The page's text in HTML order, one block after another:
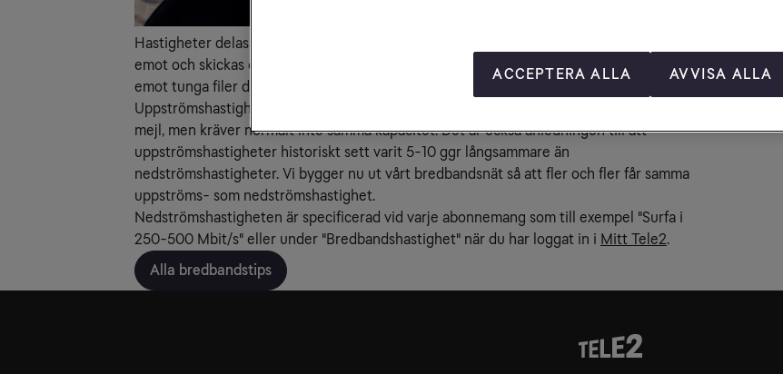
Hastigheter delas in i ned- och uppströmshastighet och anger hur snabbt information tas
emot och skickas över nätet. Ju mer du använder exempelvis streamingtjänster eller tar
emot tunga filer desto snabbare nedströmshastighet vill du ha.
Uppströmshastigheten är viktig till exempel när du vill ladda upp bilder eller skicka stora
mejl, men kräver normalt inte samma kapacitet. Det är också anledningen till att
uppströmshastigheter historiskt sett varit 5-10 ggr långsammare än
nedströmshastigheter. Vi bygger nu ut vårt bredbandsnät så att fler och fler får samma
uppströms- som nedströmshastighet.
Nedströmshastigheten är specificerad vid varje abonnemang som till exempel "Surfa i
250-500 Mbit/s" eller under "Bredbandshastighet" när du har loggat in i Mitt Tele2.
Alla bredbandstips
ACCEPTERA ALLA AVVISA ALLA